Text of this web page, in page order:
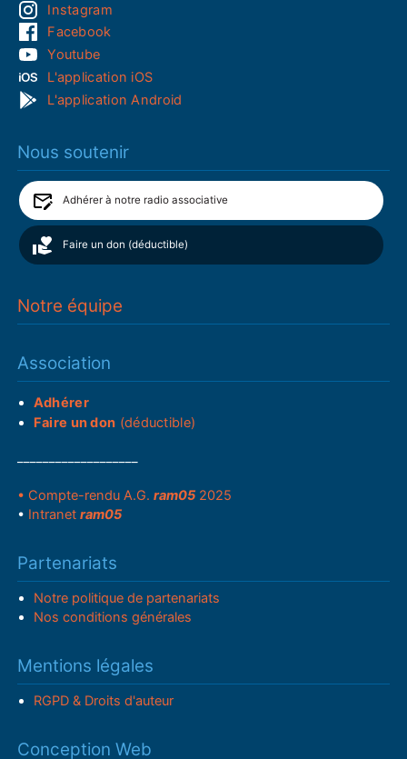
Instagram
Facebook
Youtube
L'application iOS
L'application Android
Nous soutenir
Adhérer à notre radio associative
Faire un don (déductible)
Notre équipe
Association
Adhérer
Faire un don (déductible)
• Compte-rendu A.G.ram05 2025
• Intranetram05
Partenariats
Notre politique de partenariats
Nos conditions générales
Mentions légales
RGPD & Droits d'auteur
Conception Web